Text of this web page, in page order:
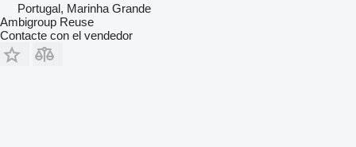
Portugal, Marinha Grande
Ambigroup Reuse
Contacte con el vendedor